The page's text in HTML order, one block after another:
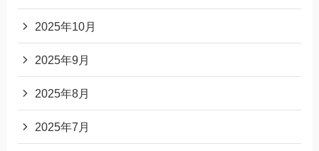
2025年10月
2025年9月
2025年8月
2025年7月